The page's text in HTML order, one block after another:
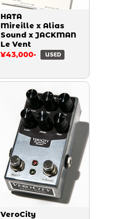
HATA
Mireille x Alias
Sound x JACKMAN
Le Vent
¥43,000-
USED
VeroCity